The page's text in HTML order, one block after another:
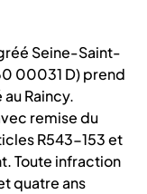
Seine-Saint-
00031 D) prend
Raincy.
remise du
R543-153 et
Toute infraction
quatre ans